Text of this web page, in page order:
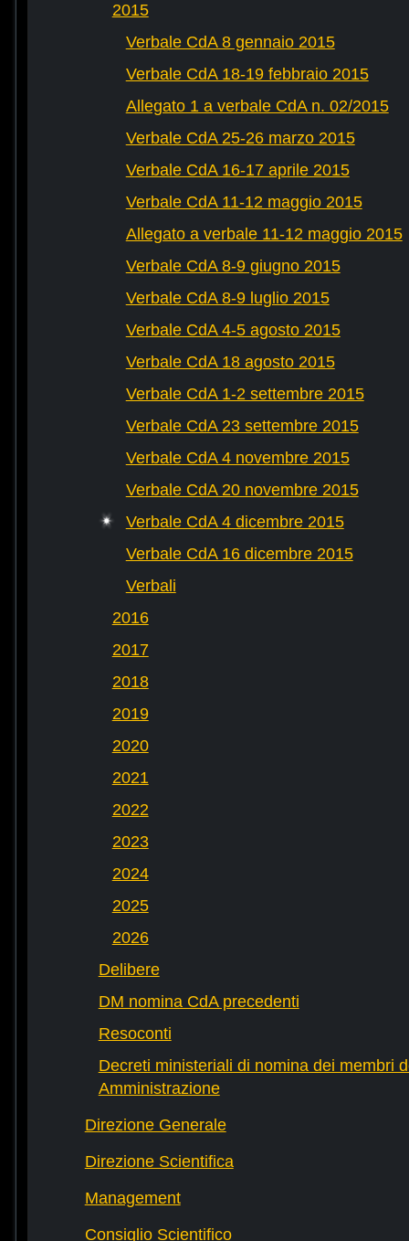
2015
Verbale CdA 8 gennaio 2015
Verbale CdA 18-19 febbraio 2015
Allegato 1 a verbale CdA n. 02/2015
Verbale CdA 25-26 marzo 2015
Verbale CdA 16-17 aprile 2015
Verbale CdA 11-12 maggio 2015
Allegato a verbale 11-12 maggio 2015
Verbale CdA 8-9 giugno 2015
Verbale CdA 8-9 luglio 2015
Verbale CdA 4-5 agosto 2015
Verbale CdA 18 agosto 2015
Verbale CdA 1-2 settembre 2015
Verbale CdA 23 settembre 2015
Verbale CdA 4 novembre 2015
Verbale CdA 20 novembre 2015
Verbale CdA 4 dicembre 2015
Verbale CdA 16 dicembre 2015
Verbali
2016
2017
2018
2019
2020
2021
2022
2023
2024
2025
2026
Delibere
DM nomina CdA precedenti
Resoconti
Decreti ministeriali di nomina dei membri
Amministrazione
Direzione Generale
Direzione Scientifica
Management
Consiglio Scientifico